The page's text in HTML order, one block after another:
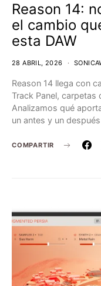
Reason 14:
el cambio
esta DAW
28 ABRIL, 2026
Reason 14 llega con
Track Panel, carpetas
Analizamos qué
un antes y un
COMPARTIR